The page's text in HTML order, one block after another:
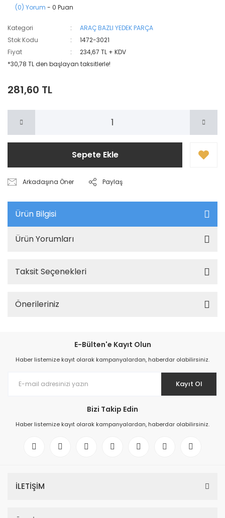
(0) Yorum - 0 Puan
Kategori
ARAÇ BAZLI YEDEK PARÇA
Stok Kodu
1472-3021
Fiyat
234,67 TL + KDV
*30,78 TL den başlayan taksitlerle!
281,60 TL
Sepete Ekle
Arkadaşına Öner Paylaş
Ürün Bilgisi
Ürün Yorumları
Taksit Seçenekleri
Önerileriniz
E-Bülten'e Kayıt Olun
Haber listemize kayıt olarak kampanyalardan, haberdar olabilirsiniz.
Kayıt Ol
Bizi Takip Edin
Haber listemize kayıt olarak kampanyalardan, haberdar olabilirsiniz.
İLETİŞİM